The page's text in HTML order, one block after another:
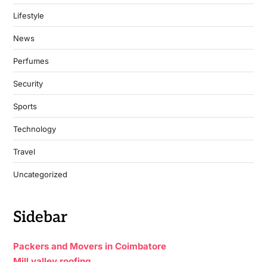
Lifestyle
News
Perfumes
Security
Sports
Technology
Travel
Uncategorized
Sidebar
Packers and Movers in Coimbatore